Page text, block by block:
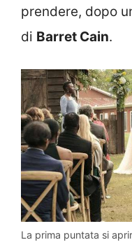
prendere, dopo
di Barret Cain.
La prima puntata si